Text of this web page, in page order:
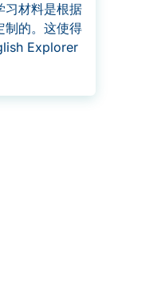
习材料是根据
制的。这使得
Explorer